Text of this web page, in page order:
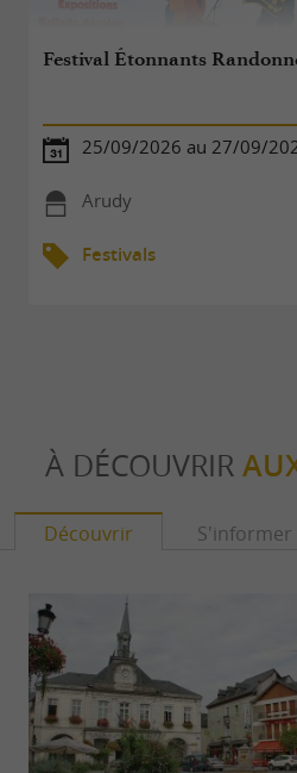
Festival Étonnants
25/09/2026 au 27/09/
Arudy
Festivals
À DÉCOUVRIR
Découvrir S'informer